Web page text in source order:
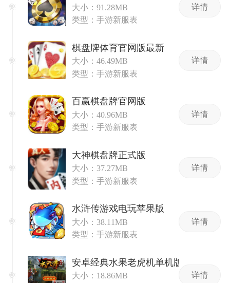
大小：91.28MB
类型：手游新服表
详情
棋盘牌体育官网版最新
大小：46.49MB
类型：手游新服表
详情
百赢棋盘牌官网版
大小：40.96MB
类型：手游新服表
详情
大神棋盘牌正式版
大小：37.27MB
类型：手游新服表
详情
水浒传游戏电玩苹果版
大小：38.11MB
类型：手游新服表
详情
安卓经典水果老虎机单机版免费
大小：18.86MB
详情